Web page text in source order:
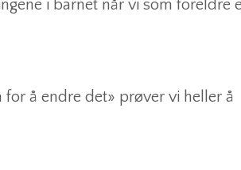
i barnet når vi som foreldre
for å endre det» prøver vi heller å